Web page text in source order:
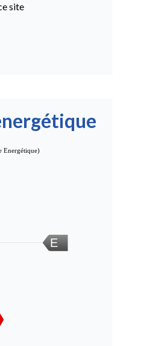
site
E
Energétique)